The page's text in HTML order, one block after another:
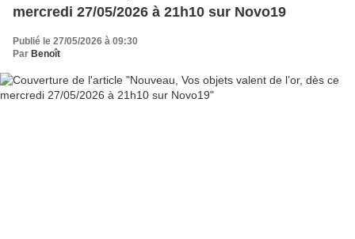
mercredi 27/05/2026 à 21h10 sur Novo19
Publié le 27/05/2026 à 09:30
Par Benoît